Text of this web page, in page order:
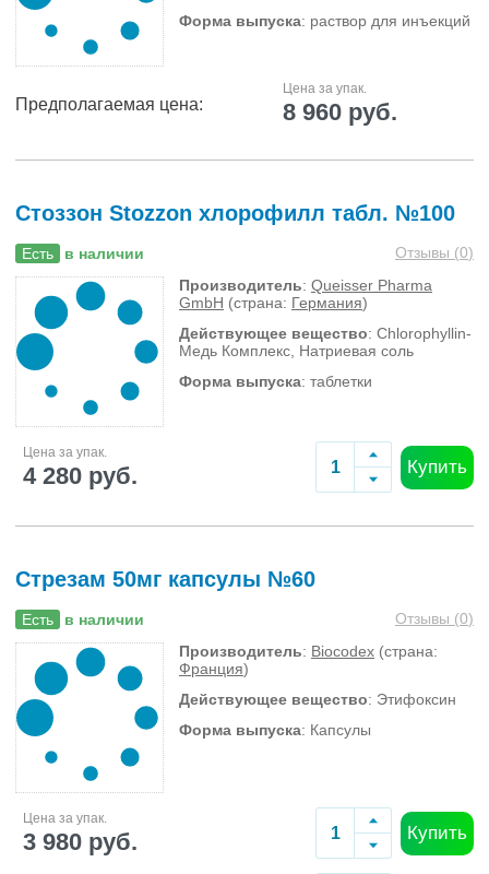
Форма выпуска: раствор для инъекций
Предполагаемая цена:
Цена за упак.
8 960 руб.
Стоззон Stozzon хлорофилл табл. №100
Есть в наличии Отзывы (0)
Производитель: Queisser Pharma
GmbH (страна: Германия)
Действующее вещество: Chlorophyllin-
Медь Комплекс, Натриевая соль
Форма выпуска: таблетки
Цена за упак.
4 280 руб. Купить
Стрезам 50мг капсулы №60
Есть в наличии Отзывы (0)
Производитель: Biocodex (страна:
Франция)
Действующее вещество: Этифоксин
Форма выпуска: Капсулы
Цена за упак.
3 980 руб. Купить